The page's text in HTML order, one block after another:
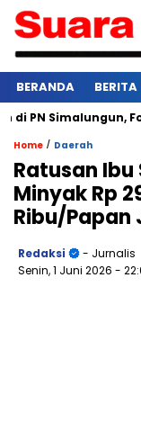
BERANDA BERITA
Simalungun, Fokus
Home / Daerah
Ratusan Ibu
Minyak Rp
Ribu/Papan
Redaksi
- Jurnalis
Senin, 1 Juni 2026 -